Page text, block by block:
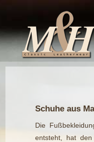
Schuhe aus
Die
entsteht, hat den